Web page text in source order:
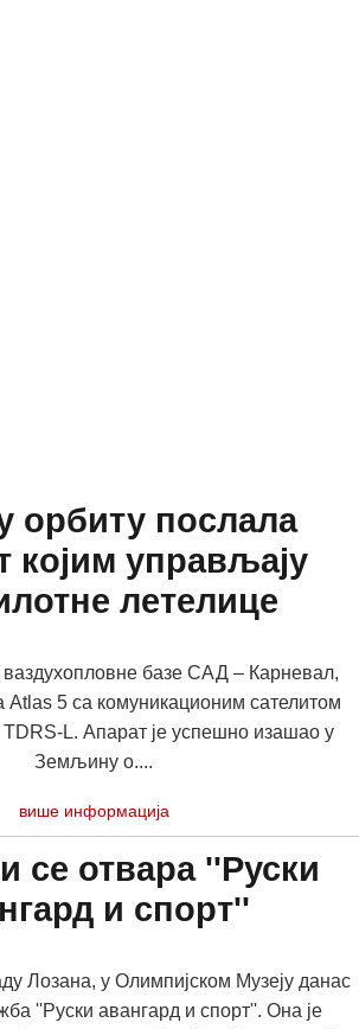
орбиту послала
којим управљају
летелице
ваздухопловне базе САД – Карневал,
Atlas 5 са комуникационим сателитом
TDRS-L. Апарат је успешно изашао у
Земљину о....
више информација
се отвара ''Руски
и спорт''
Лозана, у Олимпијском Музеју данас
''Руски авангард и спорт''. Она је